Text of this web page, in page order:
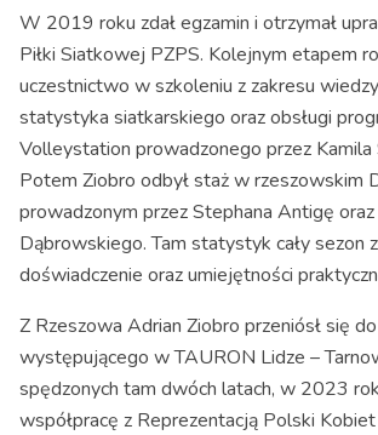
W 2019 roku zdał egzamin i otrzymał
Piłki Siatkowej PZPS. Kolejnym etapem
uczestnictwo w szkoleniu z zakresu
statystyka siatkarskiego oraz obsługi
Volleystation prowadzonego przez Kamila
Potem Ziobro odbył staż w rzeszowskim
prowadzonym przez Stephana Antigę oraz
Dąbrowskiego. Tam statystyk cały sezon
doświadczenie oraz umiejętności
Z Rzeszowa Adrian Ziobro przeniósł się
występującego w TAURON Lidze –
spędzonych tam dwóch latach, w 2023
współpracę z Reprezentacją Polski